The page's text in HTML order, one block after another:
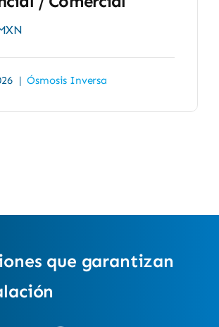
| Ósmosis Inversa
que garantizan